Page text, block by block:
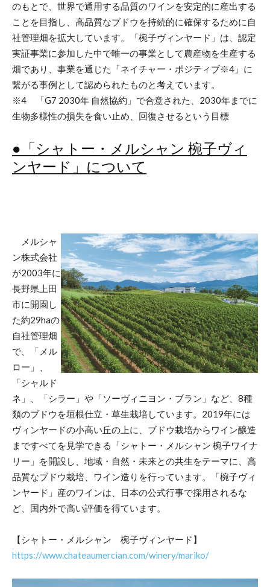
のもとで、世界で通用する品質のワインを安定的に産出する
ことを目指し、高品質なブドウを持続的に確保するために自
社管理畑を拡大しています。「椀子ヴィンヤード」は、認定
実証事業に参加した中で唯一の事業として農産物を生産する
畑であり、事業を通じた「ネイチャー・ポジティブ※4」に
繋がる事例として認められたものと考えています。
※4 「G7 2030年 自然協約」で合意された、2030年までに
生物多様性の損失を食い止め、回復させるという目標
●「シャトー・メルシャン 椀子ヴィ
ンヤード」について
メルシャ
ン株式会社
が2003年に
長野県上田
市に開園し
た約29haの
自社管理畑
で、「メル
ロー」、
「シャルド
ネ」、「シラー」や「ソーヴィニヨン・ブラン」など、8種
類のブドウを垣根仕立・草生栽培しています。2019年には
ヴィンヤードの小高い丘の上に、ブドウ栽培からワイン醸造
まですべてを見学できる「シャトー・メルシャン 椀子ワイナ
リー」を開設し、地域・自然・未来との共生をテーマに、高
品質なブドウ栽培、ワイン造りを行っています。「椀子ヴィ
ンヤード」産のワインは、日本の公式行事で採用されるな
ど、国内外で高い評価を得ています。
【シャトー・メルシャン 椀子ヴィンヤード】
https://www.chateaumercian.com/winery/mariko/